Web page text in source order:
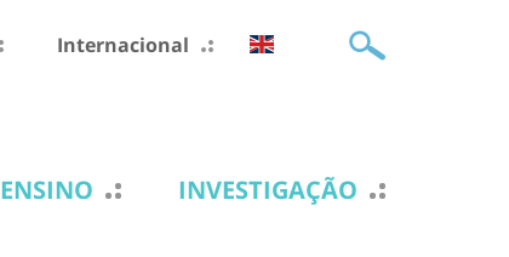
Internacional
ENSINO INVESTIGAÇÃO